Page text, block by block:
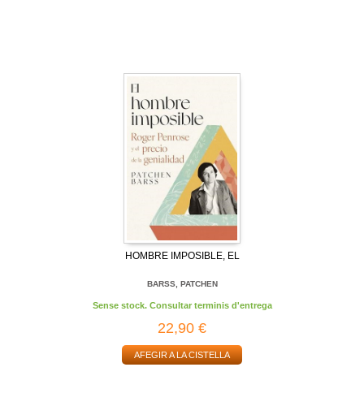
HOMBRE IMPOSIBLE, EL
BARSS, PATCHEN
Sense stock. Consultar terminis d'entrega
22,90 €
AFEGIR A LA CISTELLA